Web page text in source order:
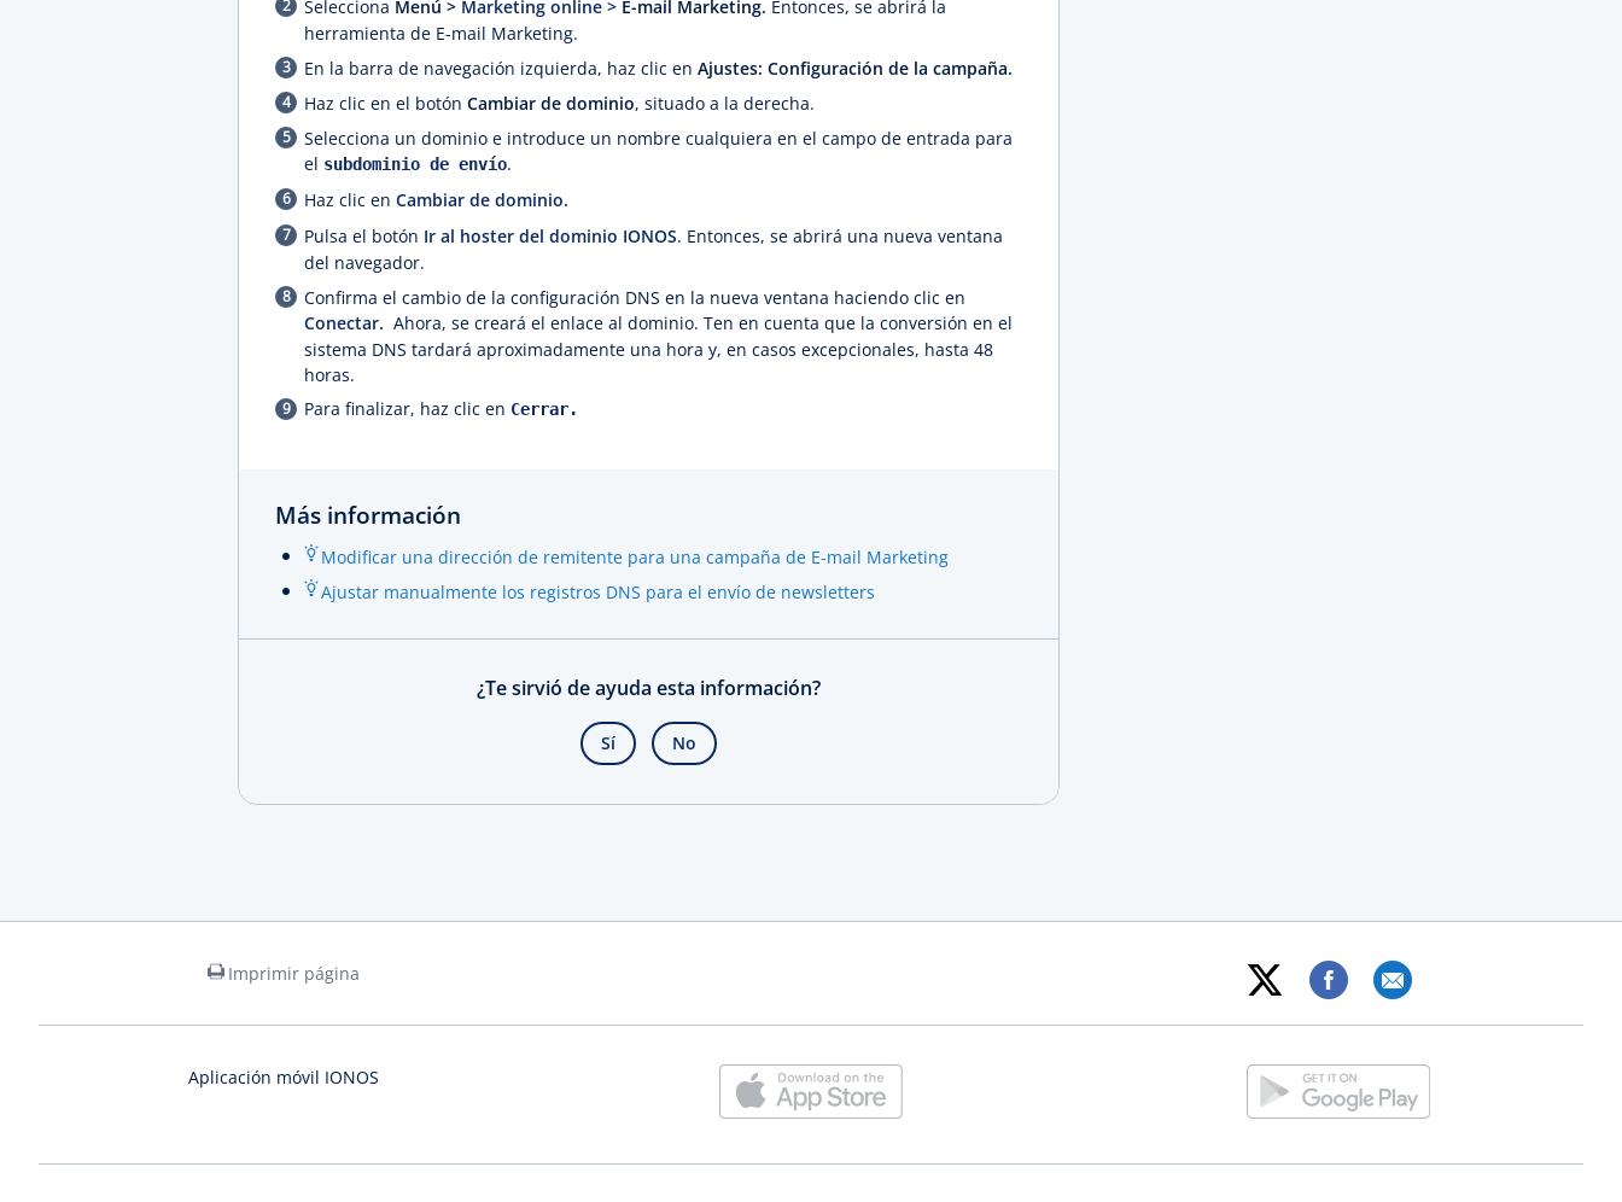
Selecciona Menú > Marketing online > E-mail Marketing. Entonces, se abrirá la
herramienta de E-mail Marketing.
En la barra de navegación izquierda, haz clic en Ajustes: Configuración de la campaña.
Haz clic en el botón Cambiar de dominio, situado a la derecha.
Selecciona un dominio e introduce un nombre cualquiera en el campo de entrada para
el subdominio de envío.
Haz clic en Cambiar de dominio.
Pulsa el botón Ir al hoster del dominio IONOS. Entonces, se abrirá una nueva ventana
del navegador.
Confirma el cambio de la configuración DNS en la nueva ventana haciendo clic en
Conectar. Ahora, se creará el enlace al dominio. Ten en cuenta que la conversión en el
sistema DNS tardará aproximadamente una hora y, en casos excepcionales, hasta 48
horas.
Para finalizar, haz clic en Cerrar.
Más información
Modificar una dirección de remitente para una campaña de E-mail Marketing
Ajustar manualmente los registros DNS para el envío de newsletters
¿Te sirvió de ayuda esta información?
Sí No
Imprimir página
Aplicación móvil IONOS